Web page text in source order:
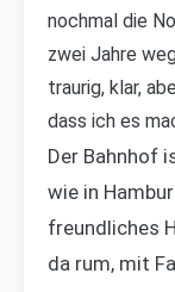
nochmal die
zwei Jahre
traurig, klar,
dass ich es
Der Bahnhof
wie in
freundliches
da rum, mit